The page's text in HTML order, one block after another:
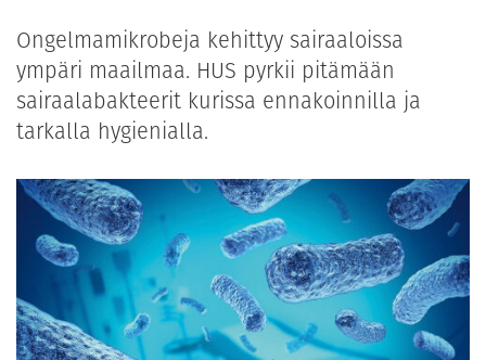
Ongelmamikrobeja kehittyy sairaaloissa
ympäri maailmaa. HUS pyrkii pitämään
sairaalabakteerit kurissa ennakoinnilla ja
tarkalla hygienialla.